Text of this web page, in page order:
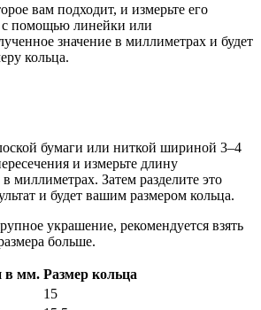
вам подходит, и измерьте его
с помощью линейки или
значение в миллиметрах и будет
кольца.
бумаги или ниткой шириной 3–4
и измерьте длину
миллиметрах. Затем разделите это
и будет вашим размером кольца.
украшение, рекомендуется взять
больше.
в мм. Размер кольца
15